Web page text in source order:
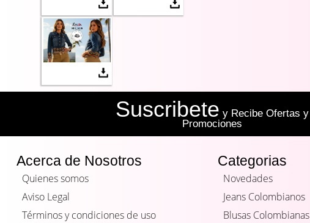
Suscribete y Recibe Ofertas y
Promociones
Acerca de Nosotros
Quienes somos
Aviso Legal
Términos y condiciones de uso
Categorias
Novedades
Jeans Colombianos
Blusas Colombianas